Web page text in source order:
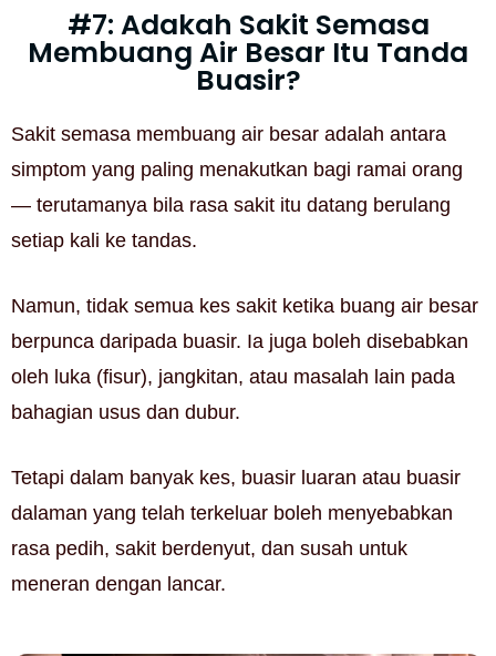
#7: Adakah Sakit Semasa
Membuang Air Besar Itu Tanda
Buasir?
Sakit semasa membuang air besar adalah antara
simptom yang paling menakutkan bagi ramai orang
— terutamanya bila rasa sakit itu datang berulang
setiap kali ke tandas.
Namun, tidak semua kes sakit ketika buang air besar
berpunca daripada buasir. Ia juga boleh disebabkan
oleh luka (fisur), jangkitan, atau masalah lain pada
bahagian usus dan dubur.
Tetapi dalam banyak kes, buasir luaran atau buasir
dalaman yang telah terkeluar boleh menyebabkan
rasa pedih, sakit berdenyut, dan susah untuk
meneran dengan lancar.